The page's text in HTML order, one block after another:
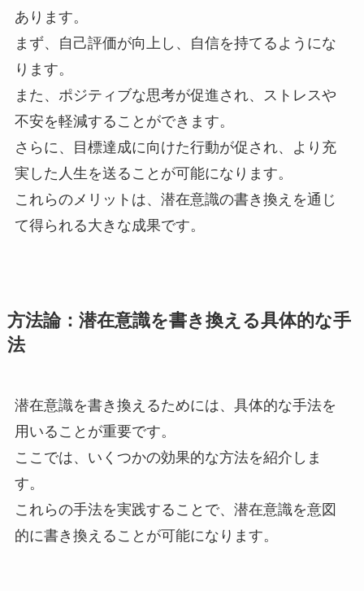
あります。
まず、自己評価が向上し、自信を持てるようにな
ります。
また、ポジティブな思考が促進され、ストレスや
不安を軽減することができます。
さらに、目標達成に向けた行動が促され、より充
実した人生を送ることが可能になります。
これらのメリットは、潜在意識の書き換えを通じ
て得られる大きな成果です。
方法論：潜在意識を書き換える具体的な手
法
潜在意識を書き換えるためには、具体的な手法を
用いることが重要です。
ここでは、いくつかの効果的な方法を紹介しま
す。
これらの手法を実践することで、潜在意識を意図
的に書き換えることが可能になります。